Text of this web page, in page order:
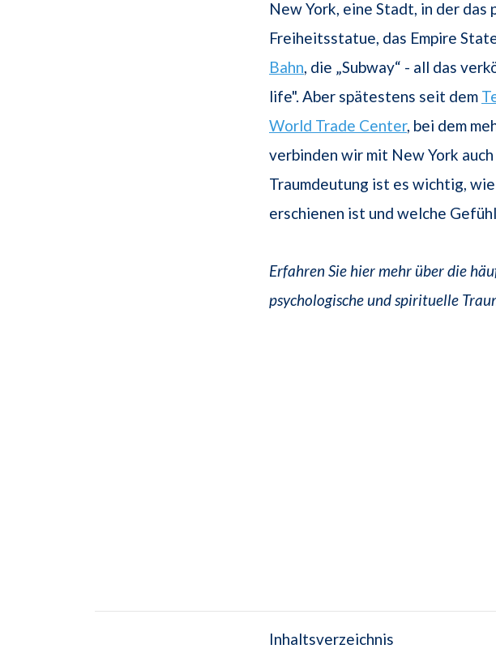
New York, eine Stadt, in der
Freiheitsstatue, das Empire
Bahn, die „Subway“ - all das
life". Aber spätestens seit dem
World Trade Center, bei dem
verbinden wir mit New York
Traumdeutung ist es wichtig,
erschienen ist und welche
Erfahren Sie hier mehr über die
psychologische und spirituelle
Inhaltsverzeichnis